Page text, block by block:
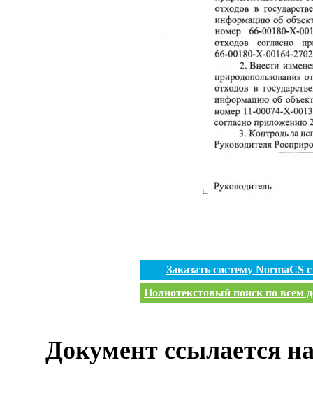
Заказать систему
Полнотекстовый поиск по всем
Документ ссылается